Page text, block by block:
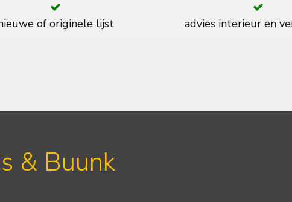
of originele lijst advies interieur en
& Buunk